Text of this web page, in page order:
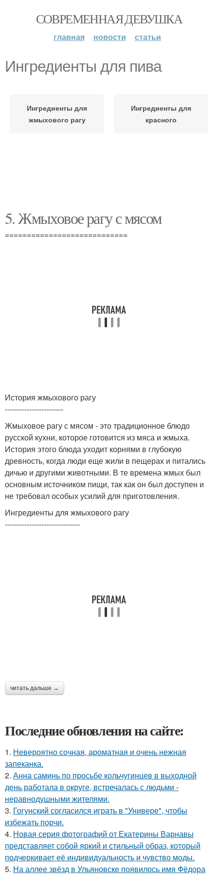
СОВРЕМЕННАЯ ДЕВУШКА
главная новости статьи
Ингредиенты для пива
Ингредиенты для
жмыхового рагу
Ингредиенты для
красного
5. Жмыховое рагу с мясом
============================
История жмыхового рагу
------------------------
Жмыховое рагу с мясом - это традиционное блюдо
русской кухни, которое готовится из мяса и жмыха.
История этого блюда уходит корнями в глубокую
древность, когда люди еще жили в пещерах и питались
дичью и другими животными. В те времена жмых был
основным источником пищи, так как он был доступен и
не требовал особых усилий для приготовления.
Ингредиенты для жмыхового рагу
-------------------------------
читать дальше →
Последние обновления на сайте:
1. Невероятно сочная, ароматная и очень нежная
запеканка.
2. Анна саминь по просьбе кольчугинцев в выходной
день работала в округе, встречалась с людьми -
неравнодушными жителями.
3. Гогунский согласился играть в "Универе", чтобы
избежать порчи.
4. Новая серия фотографий от Екатерины Варнавы
представляет собой яркий и стильный образ, который
подчеркивает её индивидуальность и чувство моды.
5. На аллее звёзд в Ульяновске появилось имя Фёдора